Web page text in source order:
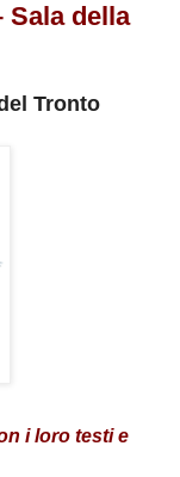
Sala della
Tronto
i loro testi e